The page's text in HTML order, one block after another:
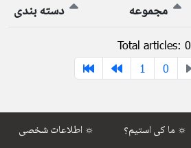
مجموعه دسته بندی
Total articles: 0
1
0
اطلاعات شخصی ☼ ما کی استیم؟ ☼